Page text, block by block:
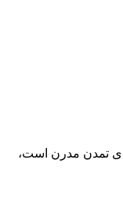
تمدن مدرن است،